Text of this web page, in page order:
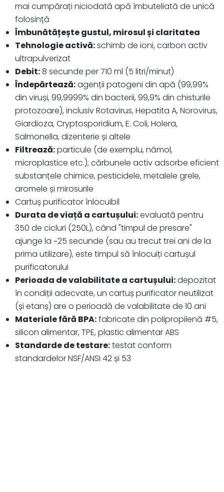
mai cumpărați niciodată apă îmbuteliată de unică
folosință
Îmbunătățește gustul, mirosul și claritatea
Tehnologie activă:schimb de ioni, carbon activ
ultrapulverizat
Debit:8 secunde per 710 ml (5 litri/minut)
Îndepărtează:agenții patogeni din apă (99,99%
din viruși, 99,9999% din bacterii, 99,9% din chisturile
protozoare), inclusiv Rotavirus, Hepatita A, Norovirus,
Giardioza, Cryptosporidium, E. Coli, Holera,
Salmonella, dizenterie și altele
Filtrează:particule (de exemplu, nămol,
microplastice etc.); cărbunele activ adsorbe eficient
substanțele chimice, pesticidele, metalele grele,
aromele și mirosurile
Cartuș purificator înlocuibil
Durata de viață a cartușului:evaluată pentru
350 de cicluri (250L), când "timpul de presare"
ajunge la ~25 secunde (sau au trecut trei ani de la
prima utilizare), este timpul să înlocuiți cartușul
purificatorului
Perioada de valabilitate a cartușului:depozitat
în condiții adecvate, un cartuș purificator neutilizat
(și etanș) are o perioadă de valabilitate de 10 ani
Materiale fără BPA:fabricate din polipropilenă #5,
silicon alimentar, TPE, plastic alimentar ABS
Standarde de testare:testat conform
standardelor NSF/ANSI 42 și 53